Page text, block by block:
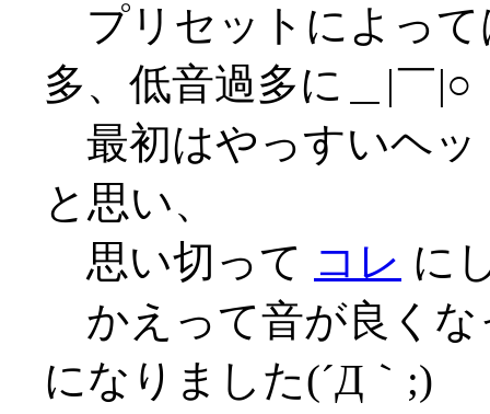
プリセットによって
多、低音過多に＿|￣|○
最初はやっすいヘッ
と思い、
思い切って コレ に
かえって音が良くな
になりました(´Д｀;)